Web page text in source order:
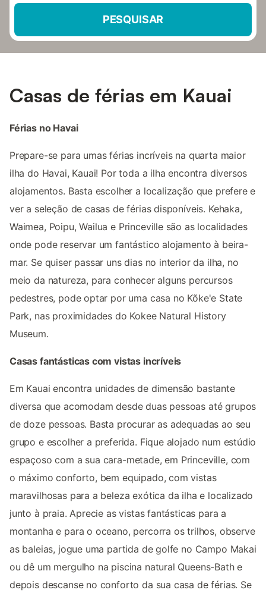
PESQUISAR
Casas de férias em Kauai
Férias no Havai
Prepare-se para umas férias incríveis na quarta maior
ilha do Havai, Kauai! Por toda a ilha encontra diversos
alojamentos. Basta escolher a localização que prefere e
ver a seleção de casas de férias disponíveis. Kehaka,
Waimea, Poipu, Wailua e Princeville são as localidades
onde pode reservar um fantástico alojamento à beira-
mar. Se quiser passar uns dias no interior da ilha, no
meio da natureza, para conhecer alguns percursos
pedestres, pode optar por uma casa no Kõke'e State
Park, nas proximidades do Kokee Natural History
Museum.
Casas fantásticas com vistas incríveis
Em Kauai encontra unidades de dimensão bastante
diversa que acomodam desde duas pessoas até grupos
de doze pessoas. Basta procurar as adequadas ao seu
grupo e escolher a preferida. Fique alojado num estúdio
espaçoso com a sua cara-metade, em Princeville, com
o máximo conforto, bem equipado, com vistas
maravilhosas para a beleza exótica da ilha e localizado
junto à praia. Aprecie as vistas fantásticas para a
montanha e para o oceano, percorra os trilhos, observe
as baleias, jogue uma partida de golfe no Campo Makai
ou dê um mergulho na piscina natural Queens-Bath e
depois descanse no conforto da sua casa de férias. Se